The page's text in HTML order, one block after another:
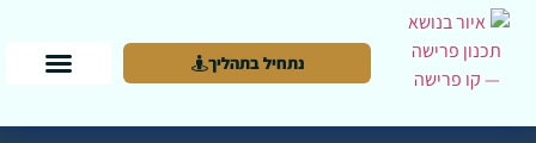
נתחיל בתהליך